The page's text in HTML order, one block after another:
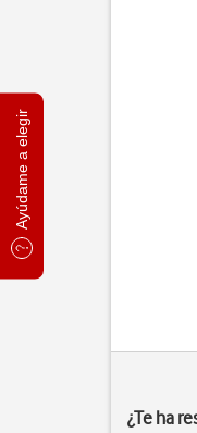
Ayúdame a elegir
¿Te ha